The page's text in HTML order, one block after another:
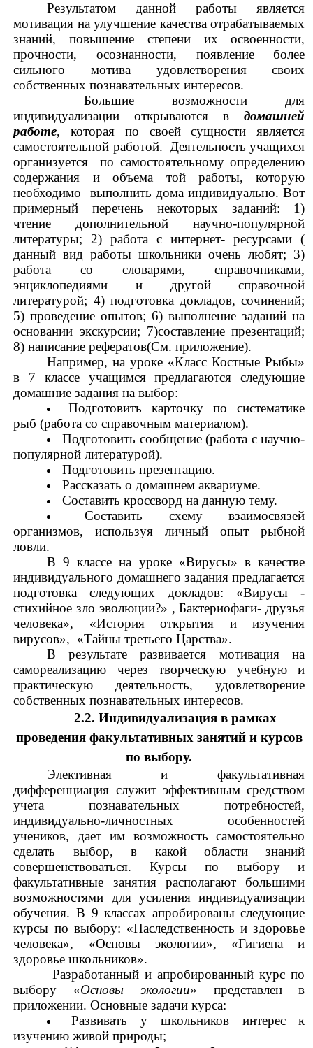
Результатом данной работы является
мотивация на улучшение качества отрабатываемых
знаний, повышение степени их освоенности,
прочности, осознанности, появление более
сильного мотива удовлетворения своих
собственных познавательных интересов.
Большие возможности для
индивидуализации открываются вдомашней
работе, которая по своей сущности является
самостоятельной работой. Деятельность учащихся
организуется по самостоятельному определению
содержания и объема той работы, которую
необходимо выполнить дома индивидуально. Вот
примерный перечень некоторых заданий: 1)
чтение дополнительной научно-популярной
литературы; 2) работа с интернет- ресурсами (
данный вид работы школьники очень любят; 3)
работа со словарями, справочниками,
энциклопедиями и другой справочной
литературой; 4) подготовка докладов, сочинений;
5) проведение опытов; 6) выполнение заданий на
основании экскурсии; 7)составление презентаций;
8) написание рефератов(См. приложение).
Например, на уроке «Класс Костные Рыбы»
в 7 классе учащимся предлагаются следующие
домашние задания на выбор:
Подготовить карточку по систематике
рыб (работа со справочным материалом).
Подготовить сообщение (работа с научно-
популярной литературой).
Подготовить презентацию.
Рассказать о домашнем аквариуме.
Составить кроссворд на данную тему.
Составить схему взаимосвязей
организмов, используя личный опыт рыбной
ловли.
В 9 классе на уроке «Вирусы» в качестве
индивидуального домашнего задания предлагается
подготовка следующих докладов: «Вирусы -
стихийное зло эволюции?» , Бактериофаги- друзья
человека», «История открытия и изучения
вирусов», «Тайны третьего Царства».
В результате развивается мотивация на
самореализацию через творческую учебную и
практическую деятельность, удовлетворение
собственных познавательных интересов.
2.2. Индивидуализация в рамках
проведения факультативных занятий и курсов
по выбору.
Элективная и факультативная
дифференциация служит эффективным средством
учета познавательных потребностей,
индивидуально-личностных особенностей
учеников, дает им возможность самостоятельно
сделать выбор, в какой области знаний
совершенствоваться. Курсы по выбору и
факультативные занятия располагают большими
возможностями для усиления индивидуализации
обучения. В 9 классах апробированы следующие
курсы по выбору: «Наследственность и здоровье
человека», «Основы экологии», «Гигиена и
здоровье школьников».
Разработанный и апробированный курс по
выбору «Основы экологии» представлен в
приложении. Основные задачи курса:
Развивать у школьников интерес к
изучению живой природы;